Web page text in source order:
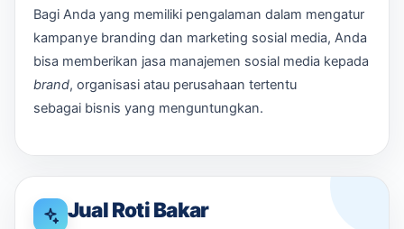
Bagi Anda yang memiliki pengalaman dalam mengatur
kampanye branding dan marketing sosial media, Anda
bisa memberikan jasa manajemen sosial media kepada
brand, organisasi atau perusahaan tertentu
sebagai bisnis yang menguntungkan.
Jual Roti Bakar